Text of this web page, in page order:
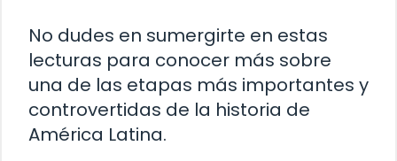
No dudes en sumergirte en estas
lecturas para conocer más sobre
una de las etapas más importantes y
controvertidas de la historia de
América Latina.